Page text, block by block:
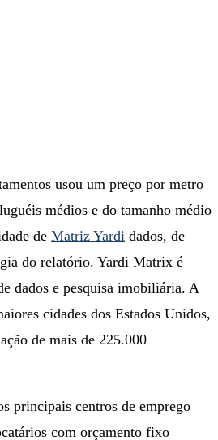
usou um preço por metro
médios e do tamanho médio
de Matriz Yardi dados, de
do relatório. Yardi Matrix é
dados e pesquisa imobiliária. A
cidades dos Estados Unidos,
de mais de 225.000
principais centros de emprego
com orçamento fixo